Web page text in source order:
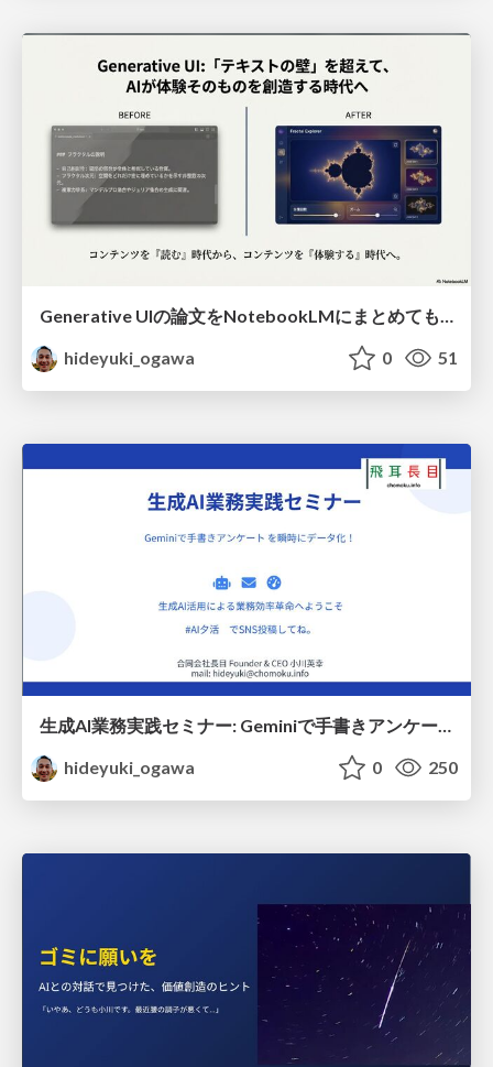
hideyuki_ogawa
0 51
生成AI業務実践セミナー: Geminiで手書きアンケート を瞬時にデータ化！
hideyuki_ogawa
0 250